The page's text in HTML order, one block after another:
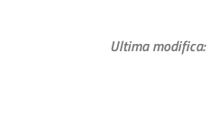
Ultima modifica